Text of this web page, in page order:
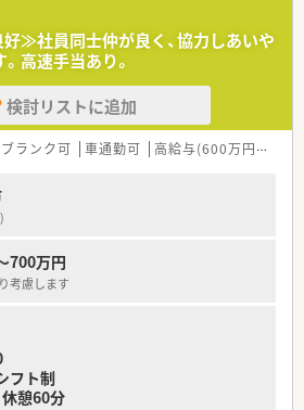
好≫社員同士仲が良く、協力しあいや
高速手当あり。
検討リストに追加
ブランク可 車通勤可 高給与(600万円以上)
700万円
考慮します
フト制
休憩60分